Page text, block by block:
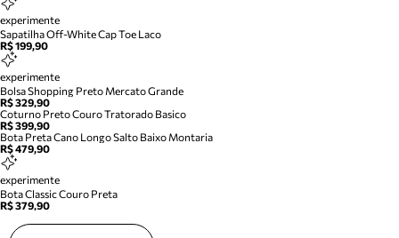
experimente
Sapatilha Off-White Cap Toe Laco
R$ 199,90
experimente
Bolsa Shopping Preto Mercato Grande
R$ 329,90
Coturno Preto Couro Tratorado Basico
R$ 399,90
Bota Preta Cano Longo Salto Baixo Montaria
R$ 479,90
experimente
Bota Classic Couro Preta
R$ 379,90